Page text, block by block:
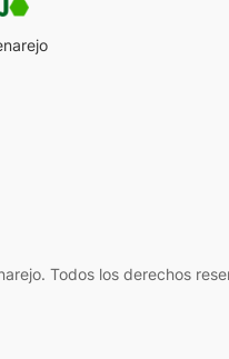
Todos los derechos